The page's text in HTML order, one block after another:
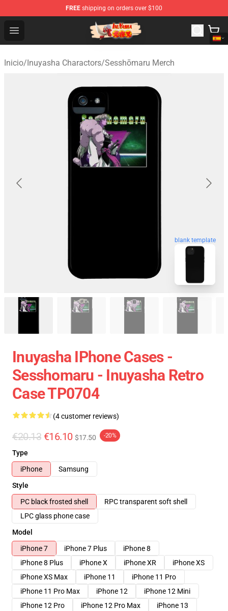
FREE shipping on orders over $100
Open menu
Inuyasha Store - Official Inuyasha Merchandise Shop
Inicio/Inuyasha Charactors/Sesshōmaru Merch
blank template
Inuyasha IPhone Cases -
Sesshomaru - Inuyasha Retro
Case TP0704
(4 customer reviews)
€20.13 €16.10 $17.50 -20%
Type
iPhone
Samsung
Style
PC black frosted shell
RPC transparent soft shell
LPC glass phone case
Model
iPhone 7
iPhone 7 Plus
iPhone 8
iPhone 8 Plus
iPhone X iPhone XR
iPhone XS
iPhone XS Max
iPhone 11
iPhone 11 Pro
iPhone 11 Pro Max
iPhone 12
iPhone 12 Mini
iPhone 12 Pro
iPhone 12 Pro Max
iPhone 13